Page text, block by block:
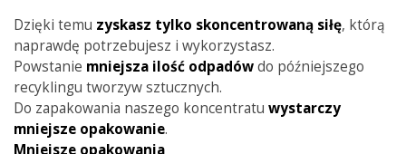
Dzięki temu zyskasz tylko skoncentrowaną siłę, którą
naprawdę potrzebujesz i wykorzystasz.
Powstanie mniejsza ilość odpadówdo późniejszego
recyklingu tworzyw sztucznych.
Do zapakowania naszego koncentratu wystarczy
mniejsze opakowanie.
Mniejsze opakowania